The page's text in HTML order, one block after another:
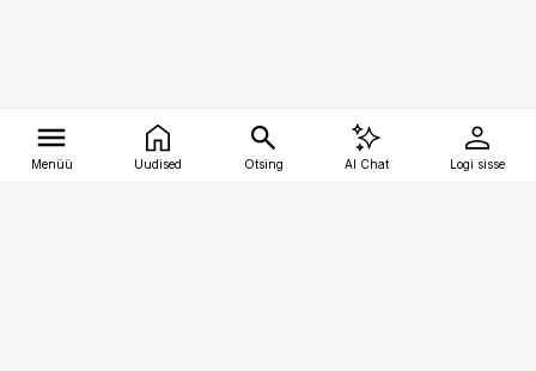
Menüü Uudised Otsing AI Chat Logi sisse